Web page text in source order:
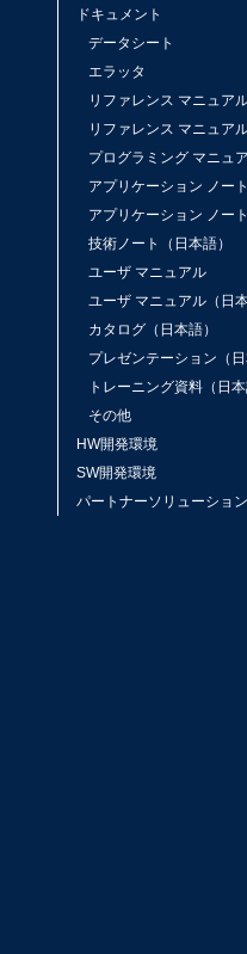
ドキュメント
データシート
エラッタ
リファレンス マニュア
リファレンス マニュア
プログラミング マニュ
アプリケーション ノー
アプリケーション ノー
技術ノート（日本語）
ユーザ マニュアル
ユーザ マニュアル（日
カタログ（日本語）
プレゼンテーション（
トレーニング資料（日
その他
HW開発環境
SW開発環境
パートナーソリューション